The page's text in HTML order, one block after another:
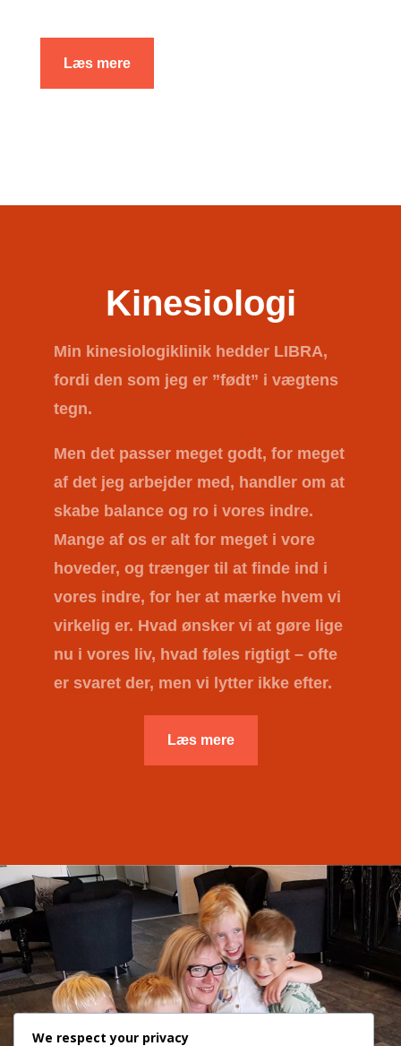
Læs mere
Kinesiologi
Min kinesiologiklinik hedder LIBRA,
fordi den som jeg er ”født” i vægtens
tegn.
Men det passer meget godt, for meget
af det jeg arbejder med, handler om at
skabe balance og ro i vores indre.
Mange af os er alt for meget i vore
hoveder, og trænger til at finde ind i
vores indre, for her at mærke hvem vi
virkelig er. Hvad ønsker vi at gøre lige
nu i vores liv, hvad føles rigtigt – ofte
er svaret der, men vi lytter ikke efter.
Læs mere
We respect your privacy